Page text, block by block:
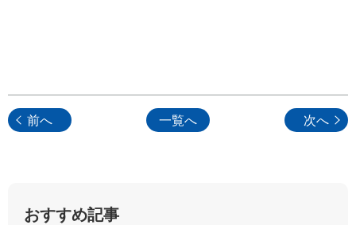
前へ 一覧へ 次へ
おすすめ記事